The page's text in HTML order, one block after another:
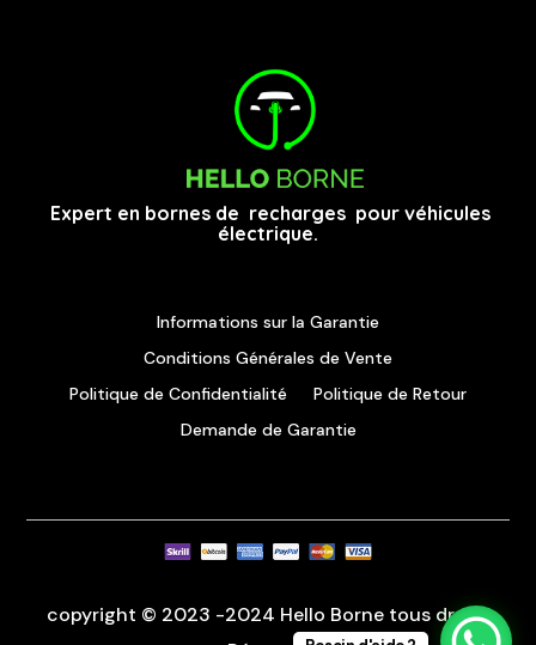
Expert en bornes de recharges pour véhicules
électrique.
Informations sur la Garantie
Conditions Générales de Vente
Politique de Confidentialité
Politique de Retour
Demande de Garantie
copyright © 2023 -2024 Hello Borne tous droits